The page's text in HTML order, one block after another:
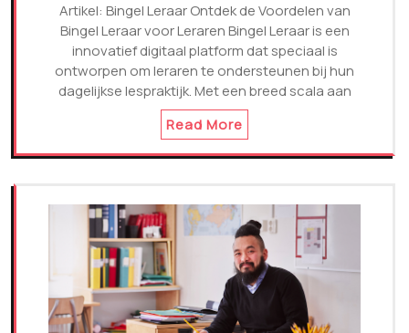
Artikel: Bingel Leraar Ontdek de Voordelen van
Bingel Leraar voor Leraren Bingel Leraar is een
innovatief digitaal platform dat speciaal is
ontworpen om leraren te ondersteunen bij hun
dagelijkse lespraktijk. Met een breed scala aan
Read More